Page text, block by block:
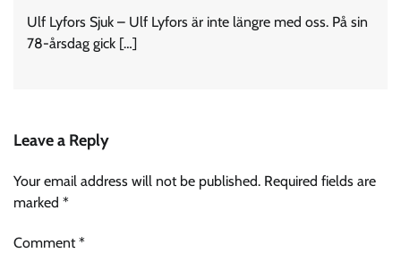
Ulf Lyfors Sjuk – Ulf Lyfors är inte längre med oss. På sin
78-årsdag gick […]
Leave a Reply
Your email address will not be published. Required fields are
marked *
Comment*